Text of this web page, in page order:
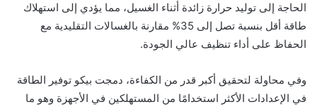
الحاجة إلى توليد حرارة زائدة أثناء الغسيل، مما يؤدي إلى استهلاك
طاقة أقل بنسبة تصل إلى 35% مقارنة بالغسالات التقليدية مع
الحفاظ على أداء تنظيف عالي الجودة.
وفي محاولة لتحقيق أكبر قدر من الكفاءة، دمجت بيكو توفير الطاقة
في الإعدادات الأكثر استخدامًا من المستهلكين في الأجهزة وهو ما